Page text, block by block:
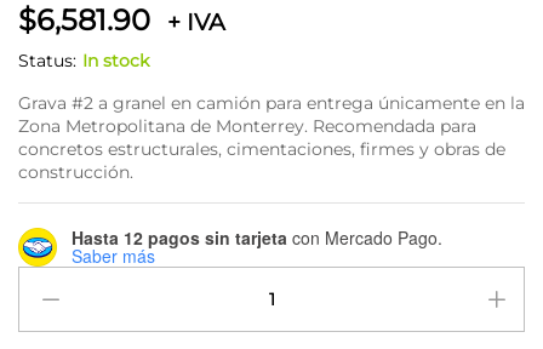
$6,581.90 + IVA
Status: In stock
Grava #2 a granel en camión para entrega únicamente en la
Zona Metropolitana de Monterrey. Recomendada para
concretos estructurales, cimentaciones, firmes y obras de
construcción.
Hasta 12 pagos sin tarjeta con Mercado Pago.
Saber más
Camión